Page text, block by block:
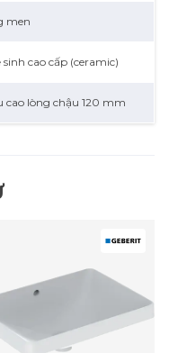
men
sinh cao cấp (ceramic)
cao lòng chậu 120 mm